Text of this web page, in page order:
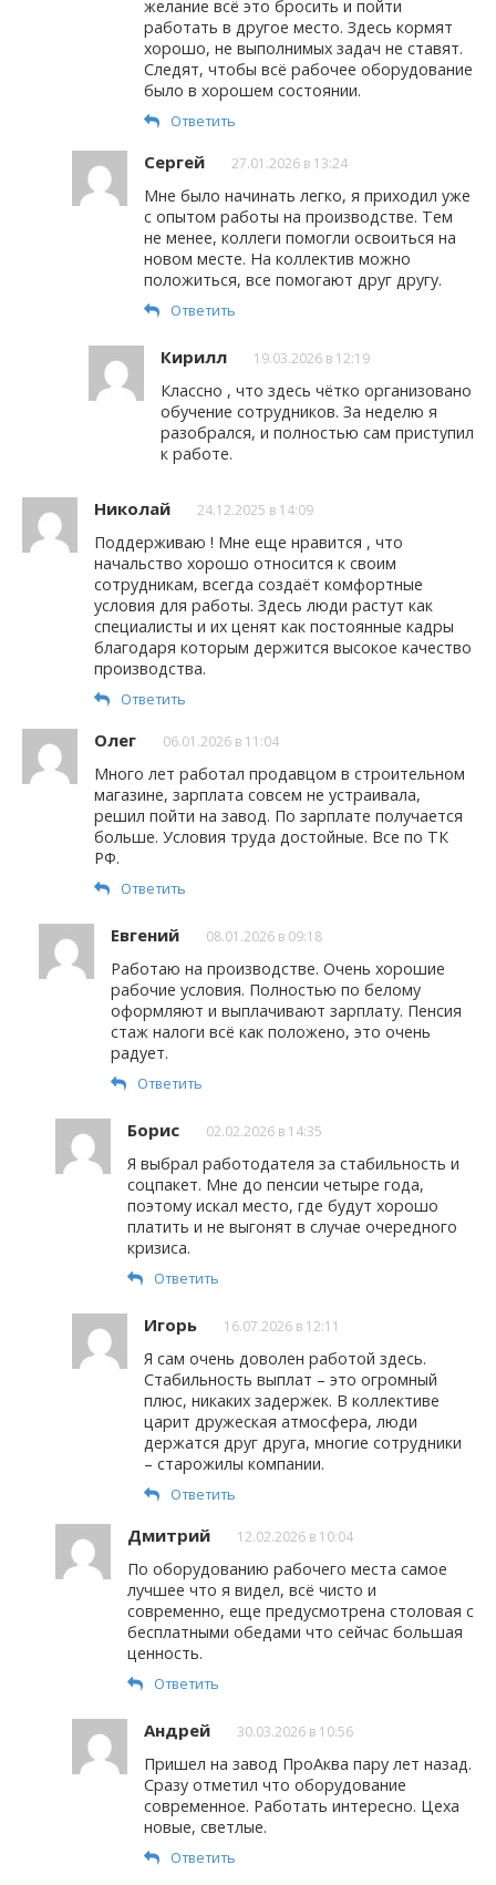
желание всё это бросить и пойти
работать в другое место. Здесь кормят
хорошо, не выполнимых задач не ставят.
Следят, чтобы всё рабочее оборудование
было в хорошем состоянии.
Ответить
Сергей 27.01.2026 в 13:24
Мне было начинать легко, я приходил уже
с опытом работы на производстве. Тем
не менее, коллеги помогли освоиться на
новом месте. На коллектив можно
положиться, все помогают друг другу.
Ответить
Кирилл 19.03.2026 в 12:19
Классно , что здесь чётко организовано
обучение сотрудников. За неделю я
разобрался, и полностью сам приступил
к работе.
Николай 24.12.2025 в 14:09
Поддерживаю ! Мне еще нравится , что
начальство хорошо относится к своим
сотрудникам, всегда создаёт комфортные
условия для работы. Здесь люди растут как
специалисты и их ценят как постоянные кадры
благодаря которым держится высокое качество
производства.
Ответить
Олег 06.01.2026 в 11:04
Много лет работал продавцом в строительном
магазине, зарплата совсем не устраивала,
решил пойти на завод. По зарплате получается
больше. Условия труда достойные. Все по ТК
РФ.
Ответить
Евгений 08.01.2026 в 09:18
Работаю на производстве. Очень хорошие
рабочие условия. Полностью по белому
оформляют и выплачивают зарплату. Пенсия
стаж налоги всё как положено, это очень
радует.
Ответить
Борис 02.02.2026 в 14:35
Я выбрал работодателя за стабильность и
соцпакет. Мне до пенсии четыре года,
поэтому искал место, где будут хорошо
платить и не выгонят в случае очередного
кризиса.
Ответить
Игорь 16.07.2026 в 12:11
Я сам очень доволен работой здесь.
Стабильность выплат – это огромный
плюс, никаких задержек. В коллективе
царит дружеская атмосфера, люди
держатся друг друга, многие сотрудники
– старожилы компании.
Ответить
Дмитрий 12.02.2026 в 10:04
По оборудованию рабочего места самое
лучшее что я видел, всё чисто и
современно, еще предусмотрена столовая с
бесплатными обедами что сейчас большая
ценность.
Ответить
Андрей 30.03.2026 в 10:56
Пришел на завод ПроАква пару лет назад.
Сразу отметил что оборудование
современное. Работать интересно. Цеха
новые, светлые.
Ответить